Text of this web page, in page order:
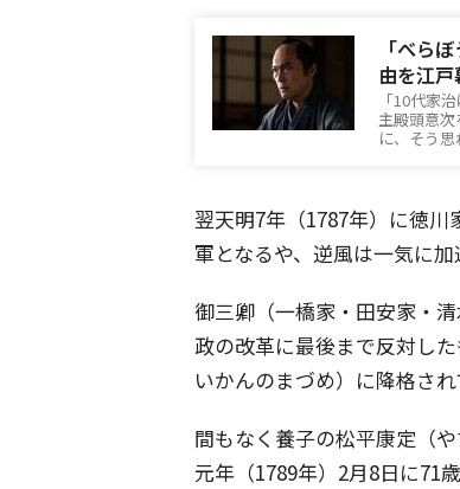
「べら
由を江戸
「10代家
主殿頭意
に、そう
翌天明7年（1787年）に徳
軍となるや、逆風は一気に加
御三卿（一橋家・田安家・
政の改革に最後まで反対し
いかんのまづめ）に降格され
間もなく養子の松平康定（
元年（1789年）2月8日に71